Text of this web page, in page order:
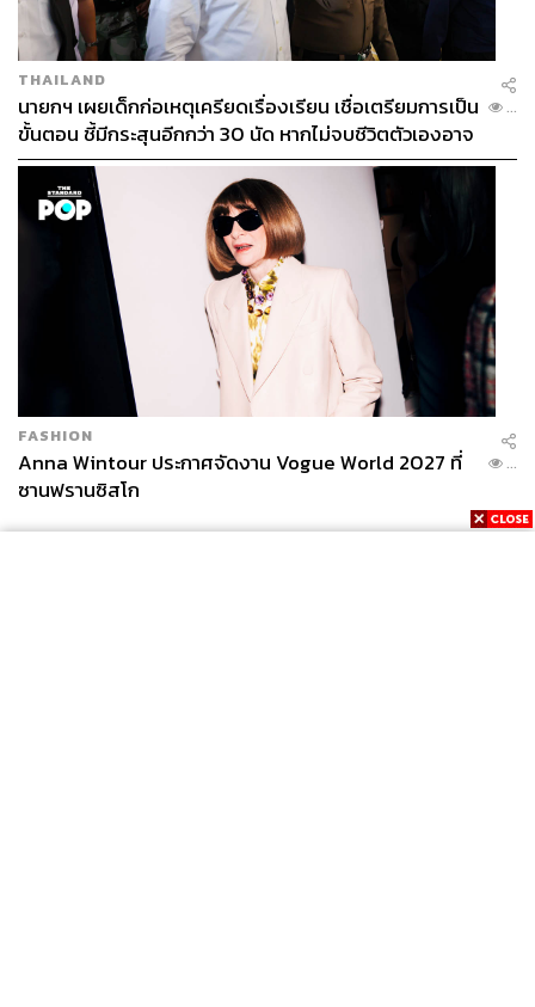
THAILAND
นายกฯ เผยเด็กก่อเหตุเครียดเรื่องเรียน เชื่อเตรียมการเป็น
ขั้นตอน ชี้มีกระสุนอีกกว่า 30 นัด หากไม่จบชีวิตตัวเองอาจ
สูญเสียเพิ่ม
...
FASHION
Anna Wintour ประกาศจัดงาน Vogue World 2027 ที่
ซานฟรานซิสโก
...